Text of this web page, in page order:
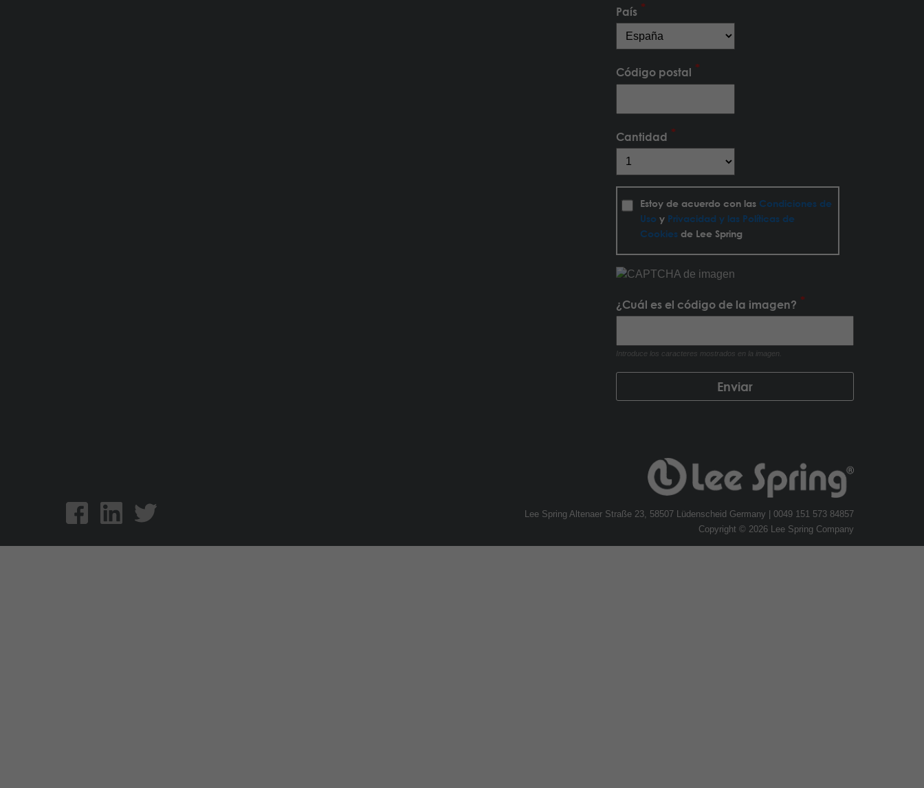
País
Código postal
Cantidad
Estoy de acuerdo con las Condiciones de
Uso y Privacidad y las Políticas de
Cookies de Lee Spring
¿Cuál es el código de la imagen?
Introduce los caracteres mostrados en la imagen.
Lee Spring Altenaer Straße 23, 58507 Lüdenscheid Germany | 0049 151 573 84857
Copyright © 2026 Lee Spring Company